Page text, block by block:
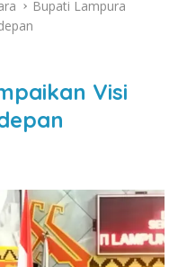
Bupati Lampura
Visi